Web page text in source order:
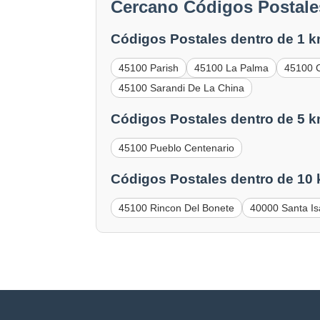
Cercano Códigos
Códigos Postales dentro de 1
45100 Parish 45100 La Palma
45100
45100 Sarandi De La China
Códigos Postales dentro de 5
45100 Pueblo Centenario
Códigos Postales dentro de 10
45100 Rincon Del Bonete 40000 Santa